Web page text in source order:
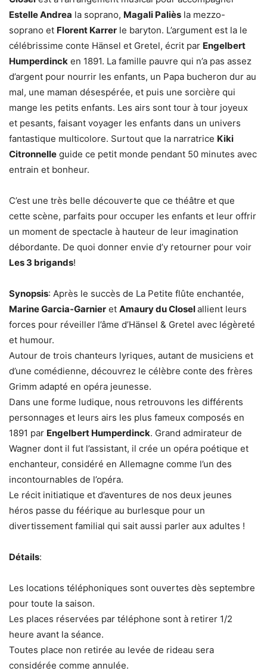
Estelle Andrea la soprano, Magali Paliès la mezzo-
soprano et Florent Karrer le baryton. L’argument est la le
célébrissime conte Hänsel et Gretel, écrit par Engelbert
Humperdinck en 1891. La famille pauvre qui n’a pas assez
d’argent pour nourrir les enfants, un Papa bucheron dur au
mal, une maman désespérée, et puis une sorcière qui
mange les petits enfants. Les airs sont tour à tour joyeux
et pesants, faisant voyager les enfants dans un univers
fantastique multicolore. Surtout que la narratrice Kiki
Citronnelle guide ce petit monde pendant 50 minutes avec
entrain et bonheur.
C’est une très belle découverte que ce théâtre et que
cette scène, parfaits pour occuper les enfants et leur offrir
un moment de spectacle à hauteur de leur imagination
débordante. De quoi donner envie d’y retourner pour voir
Les 3 brigands!
Synopsis: Après le succès de La Petite flûte enchantée,
Marine Garcia‑Garnier et Amaury du Closelallient leurs
forces pour réveiller l’âme d’Hänsel & Gretel avec légèreté
et humour.
Autour de trois chanteurs lyriques, autant de musiciens et
d’une comédienne, découvrez le célèbre conte des frères
Grimm adapté en opéra jeunesse.
Dans une forme ludique, nous retrouvons les différents
personnages et leurs airs les plus fameux composés en
1891 par Engelbert Humperdinck. Grand admirateur de
Wagner dont il fut l’assistant, il crée un opéra poétique et
enchanteur, considéré en Allemagne comme l’un des
incontournables de l’opéra.
Le récit initiatique et d’aventures de nos deux jeunes
héros passe du féérique au burlesque pour un
divertissement familial qui sait aussi parler aux adultes !
Détails:
Les locations téléphoniques sont ouvertes dès septembre
pour toute la saison.
Les places réservées par téléphone sont à retirer 1/2
heure avant la séance.
Toutes place non retirée au levée de rideau sera
considérée comme annulée.